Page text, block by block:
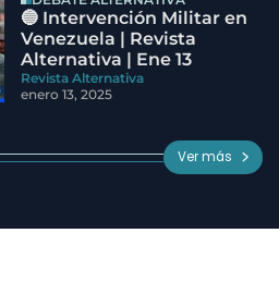
🔵 Intervención Militar en
Venezuela | Revista
Alternativa | Ene 13
Revista Alternativa
enero 13, 2025
Ver más